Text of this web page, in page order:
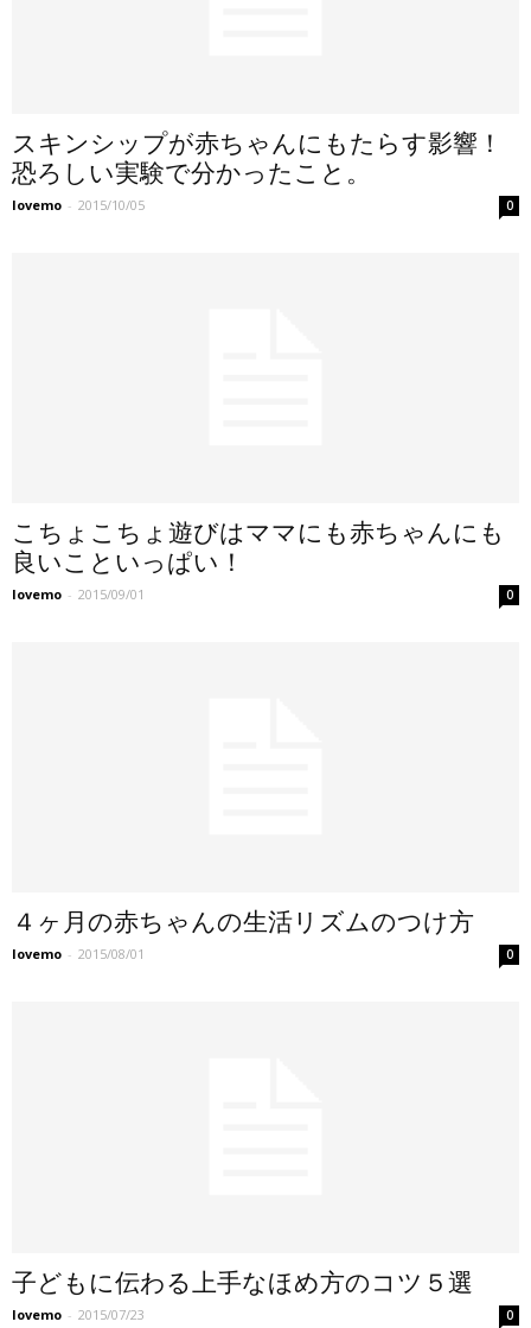
スキンシップが赤ちゃんにもたらす影響！
恐ろしい実験で分かったこと。
lovemo - 2015/10/05 0
こちょこちょ遊びはママにも赤ちゃんにも
良いこといっぱい！
lovemo - 2015/09/01 0
４ヶ月の赤ちゃんの生活リズムのつけ方
lovemo - 2015/08/01 0
子どもに伝わる上手なほめ方のコツ５選
lovemo - 2015/07/23 0